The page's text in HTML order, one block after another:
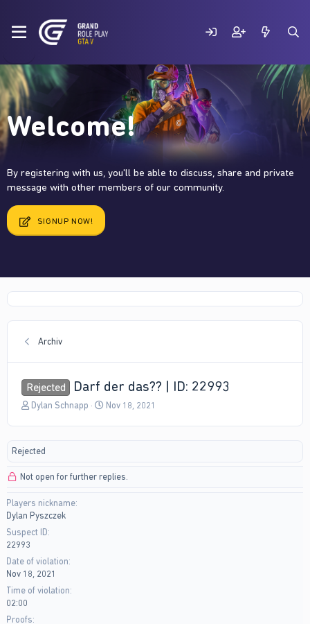
Welcome!
By registering with us, you'll be able to discuss, share and private
message with other members of our community.
SIGNUP NOW!
Archiv
Rejected Darf der das?? | ID: 22993
T
a
s
a
r
t
Dylan Schnapp
S
a
Nov 18, 2021
Rejected
Not open for further replies.
Players nickname
Dylan Pyszczek
Suspect ID
22993
Date of violation
Nov 18, 2021
Time of violation
02:00
Proofs